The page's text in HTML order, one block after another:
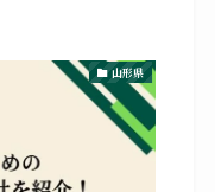
山形県